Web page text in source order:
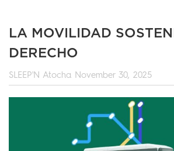
LA MOVILIDAD
DERECHO
SLEEP'N Atocha November 30, 2025